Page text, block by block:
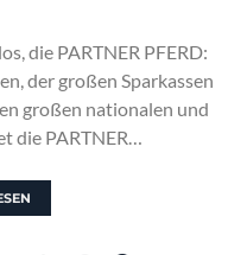
die PARTNER PFERD:
der großen Sparkassen
großen nationalen und
die PARTNER…